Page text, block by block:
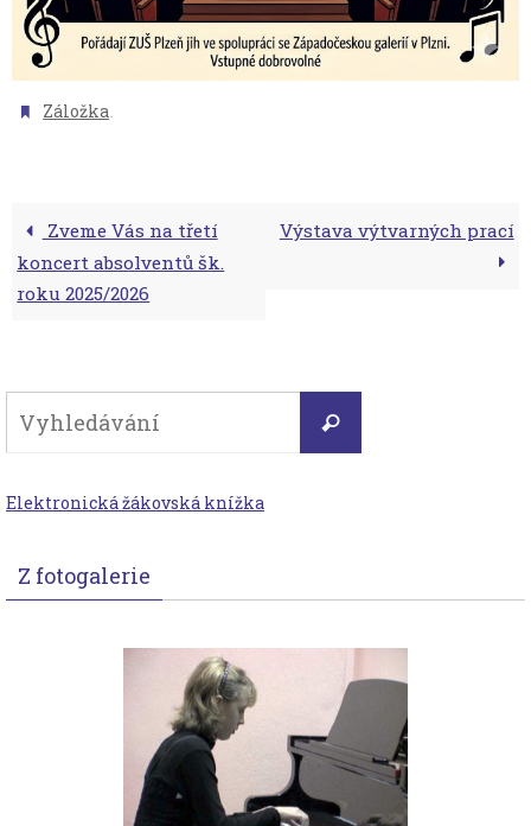
Záložka.
Zveme Vás na třetí
koncert absolventů šk.
roku 2025/2026
Výstava výtvarných prací
Vyhledávání
Elektronická žákovská knížka
Z fotogalerie